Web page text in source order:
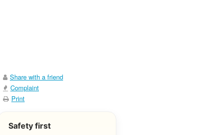
Share with a friend
Complaint
Print
Safety first